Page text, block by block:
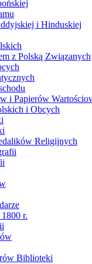
i Hinduskiej
z Polską Związanych
i Papierów
i Obcych
Religijnych
r.
Biblioteki